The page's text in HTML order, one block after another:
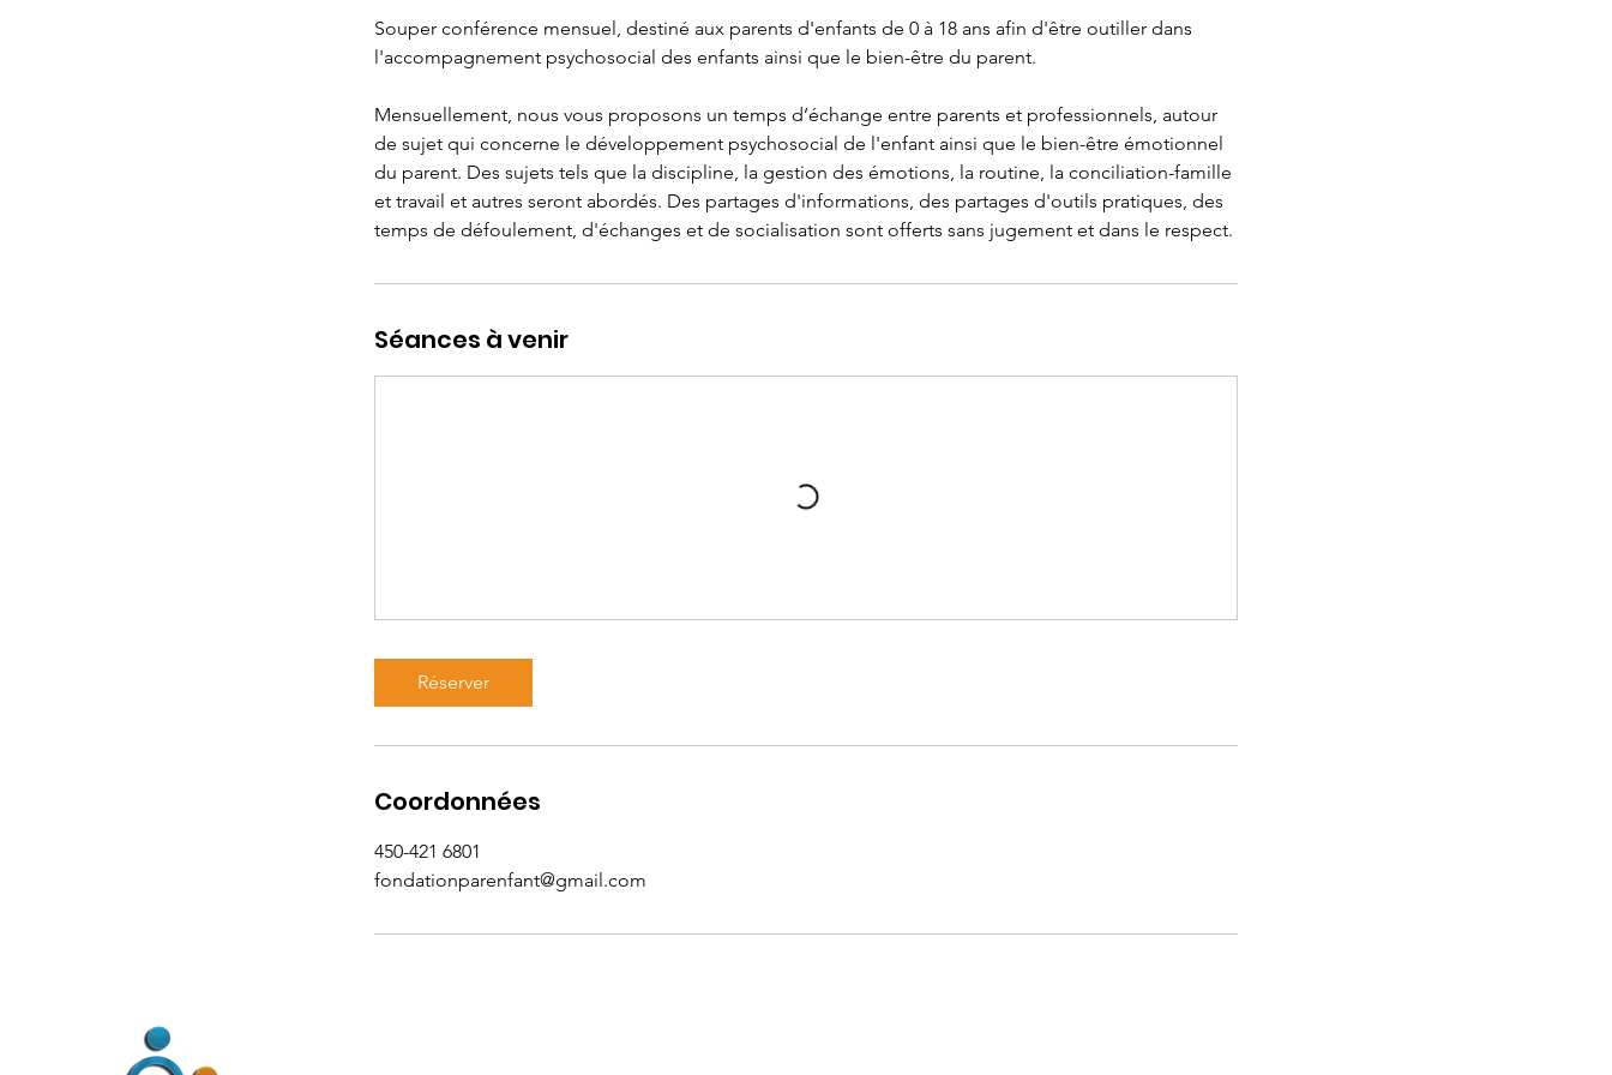
Souper conférence mensuel, destiné aux parents d'enfants de 0 à 18 ans afin d'être outiller dans
l'accompagnement psychosocial des enfants ainsi que le bien-être du parent.
Mensuellement, nous vous proposons un temps d’échange entre parents et professionnels, autour
de sujet qui concerne le développement psychosocial de l'enfant ainsi que le bien-être émotionnel
du parent. Des sujets tels que la discipline, la gestion des émotions, la routine, la conciliation-famille
et travail et autres seront abordés. Des partages d'informations, des partages d'outils pratiques, des
temps de défoulement, d'échanges et de socialisation sont offerts sans jugement et dans le respect.
Séances à venir
Réserver
Coordonnées
450-421 6801
fondationparenfant@gmail.com